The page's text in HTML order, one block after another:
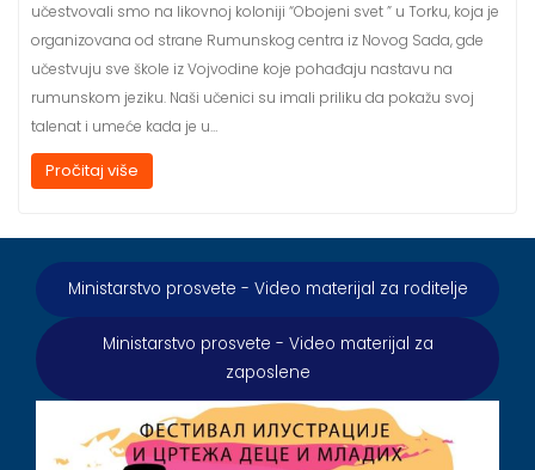
učestvovali smo na likovnoj koloniji “Obojeni svet ” u Torku, koja je
organizovana od strane Rumunskog centra iz Novog Sada, gde
učestvuju sve škole iz Vojvodine koje pohađaju nastavu na
rumunskom jeziku. Naši učenici su imali priliku da pokažu svoj
talenat i umeće kada je u…
Pročitaj više
Ministarstvo prosvete - Video materijal za roditelje
Ministarstvo prosvete - Video materijal za
zaposlene